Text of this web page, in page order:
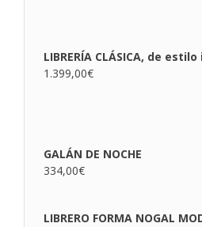
LIBRERÍA CLÁSICA, de
1.399,00€
GALÁN DE NOCHE
334,00€
LIBRERO FORMA NOGAL